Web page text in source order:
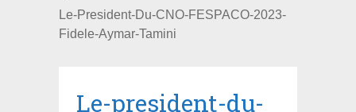
Le-President-Du-CNO-FESPACO-2023-
Fidele-Aymar-Tamini
Le-president-du-